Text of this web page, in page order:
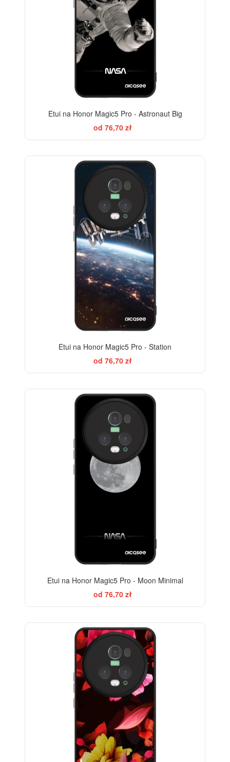
Etui na Honor Magic5 Pro - Astronaut Big
od 76,70 zł
Etui na Honor Magic5 Pro - Station
od 76,70 zł
Etui na Honor Magic5 Pro - Moon Minimal
od 76,70 zł